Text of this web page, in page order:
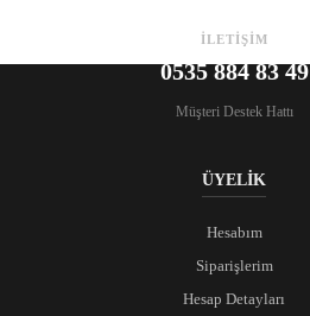
İLETİŞİM
0535 884 83 49
Müşteri Destek Hattı
ÜYELİK
Hesabım
Siparişlerim
Hesap Detayları